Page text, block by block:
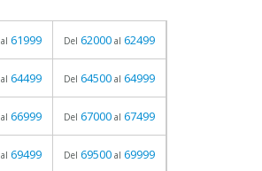
al 61999 Del 62000 al 62499
al 64499 Del 64500 al 64999
al 66999 Del 67000 al 67499
al 69499 Del 69500 al 69999